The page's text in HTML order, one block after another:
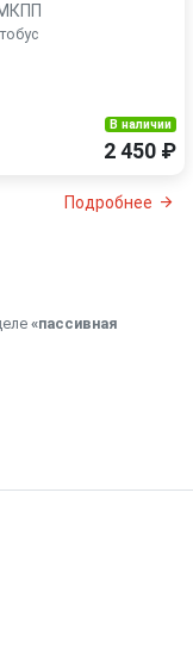
В наличии
2 450 ₽
Подробнее
«пассивная